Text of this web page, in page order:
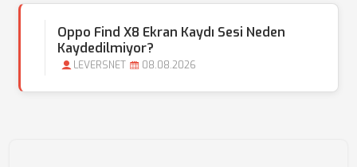
Oppo Find X8 Ekran Kaydı Sesi Neden
Kaydedilmiyor?
LEVERSNET 08.08.2026